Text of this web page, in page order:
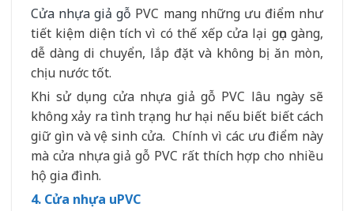
Cửa nhựa giả gỗ PVC mang những ưu điểm như
tiết kiệm diện tích vì có thế xếp cửa lại gọn gàng,
dễ dàng di chuyển, lắp đặt và không bị ăn mòn,
chịu nước tốt.
Khi sử dụng cửa nhựa giả gỗ PVC lâu ngày sẽ
không xảy ra tình trạng hư hại nếu biết biết cách
giữ gìn và vệ sinh cửa. Chính vì các ưu điểm này
mà cửa nhựa giả gỗ PVC rất thích hợp cho nhiều
hộ gia đình.
4. Cửa nhựa uPVC